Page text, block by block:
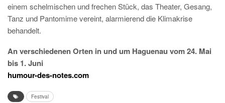
einem schelmischen und frechen Stück, das Theater, Gesang,
Tanz und Pantomime vereint, alarmierend die Klimakrise
behandelt.
An verschiedenen Orten in und um Haguenau vom 24. Mai
bis 1. Juni
humour-des-notes.com
Festival